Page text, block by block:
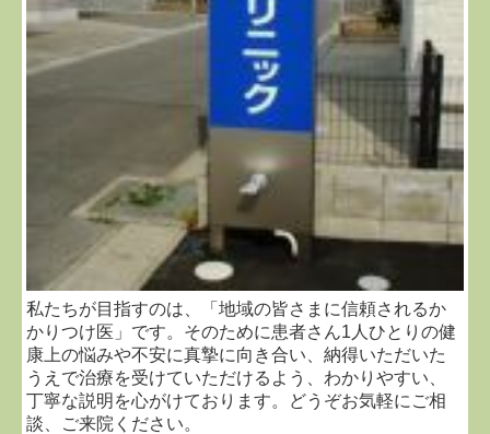
私たちが目指すのは、「地域の皆さまに信頼されるか
かりつけ医」です。そのために患者さん1人ひとりの健
康上の悩みや不安に真摯に向き合い、納得いただいた
うえで治療を受けていただけるよう、わかりやすい、
丁寧な説明を心がけております。どうぞお気軽にご相
談、ご来院ください。